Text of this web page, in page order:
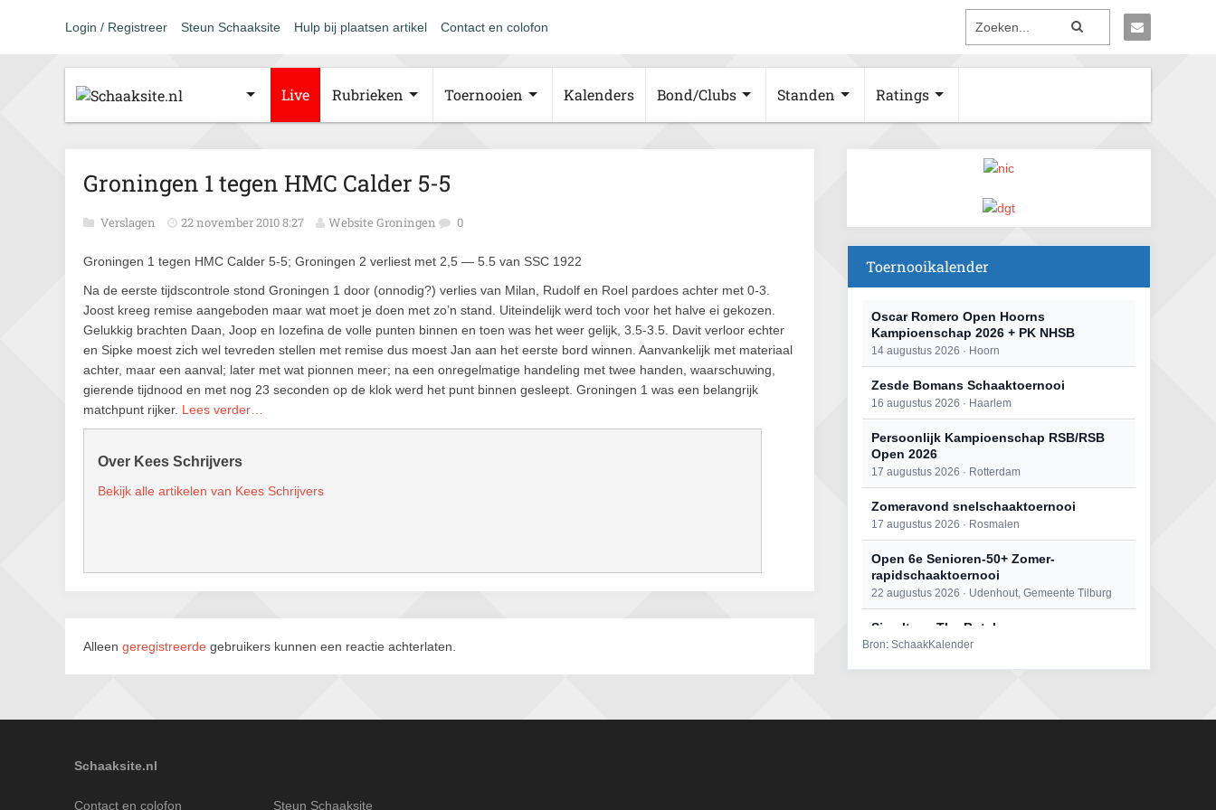
Login / Registreer Steun Schaaksite Hulp bij plaatsen artikel Contact en colofon
Live Rubrieken Toernooien Kalenders Bond/Clubs Standen Ratings
Groningen 1 tegen HMC Calder 5-5
Verslagen 22 november 2010 8:27 Website Groningen 0
Groningen 1 tegen HMC Calder 5-5; Groningen 2 verliest met 2,5 — 5.5 van SSC 1922
Na de eerste tijdscontrole stond Groningen 1 door (onnodig?) verlies van Milan, Rudolf en Roel pardoes achter met 0-3.
Joost kreeg remise aangeboden maar wat moet je doen met zo’n stand. Uiteindelijk werd toch voor het halve ei gekozen.
Gelukkig brachten Daan, Joop en Iozefina de volle punten binnen en toen was het weer gelijk, 3.5-3.5. Davit verloor echter
en Sipke moest zich wel tevreden stellen met remise dus moest Jan aan het eerste bord winnen. Aanvankelijk met materiaal
achter, maar een aanval; later met wat pionnen meer; na een onregelmatige handeling met twee handen, waarschuwing,
gierende tijdnood en met nog 23 seconden op de klok werd het punt binnen gesleept. Groningen 1 was een belangrijk
matchpunt rijker. Lees verder…
Over Kees Schrijvers
Bekijk alle artikelen van Kees Schrijvers
Alleen geregistreerde gebruikers kunnen een reactie achterlaten.
Toernooikalender
Oscar Romero Open Hoorns
Kampioenschap 2026 + PK NHSB
14 augustus 2026 · Hoorn
Zesde Bomans Schaaktoernooi
16 augustus 2026 · Haarlem
Persoonlijk Kampioenschap RSB/RSB
Open 2026
17 augustus 2026 · Rotterdam
Zomeravond snelschaaktoernooi
17 augustus 2026 · Rosmalen
Open 6e Senioren-50+ Zomer-
rapidschaaktoernooi
22 augustus 2026 · Udenhout, Gemeente Tilburg
Simultaan The Butcher
22 augustus 2026 · Utrecht
Bron: SchaakKalender
Schaaksite.nl
Contact en colofon Steun Schaaksite